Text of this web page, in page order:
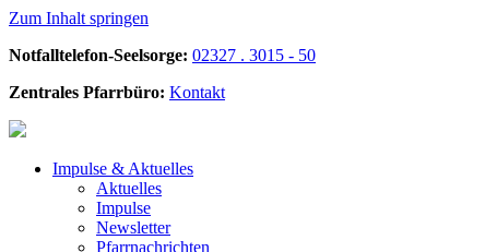
Zum Inhalt springen
Notfalltelefon-Seelsorge: 02327 . 3015 - 50
Zentrales Pfarrbüro: Kontakt
Impulse & Aktuelles
Aktuelles
Impulse
Newsletter
Pfarrnachrichten